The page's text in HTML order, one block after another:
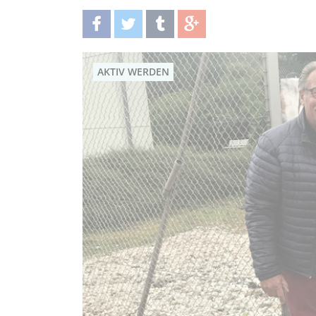
teilentwittern teilen teilen
AKTIV WERDEN